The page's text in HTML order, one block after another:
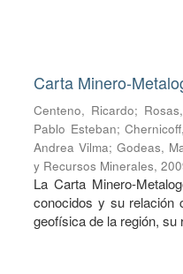
Carta Minero-
Centeno, Ricardo;
Pablo Esteban;
Andrea Vilma;Godeas,
y Recursos Minerales,
La Carta Minero-
conocidos y su relación
geofísica de la región, su